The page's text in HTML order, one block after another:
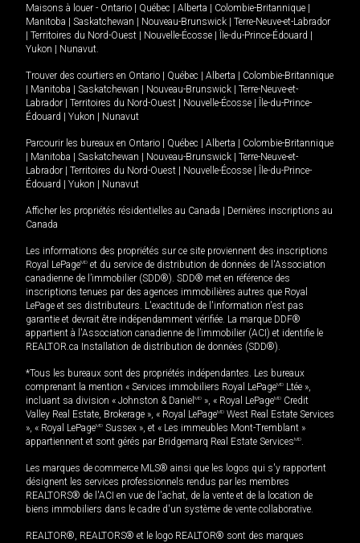
Maisons à louer - Ontario Québec Alberta Colombie-Britannique
Manitoba
Saskatchewan Nouveau-Brunswick
Terre-Neuve-et-Labrador
Territoires du Nord-Ouest Nouvelle-Écosse Île-du-Prince-Édouard
Yukon
Nunavut.
Trouver des courtiers en Ontario Québec Alberta
Colombie-Britannique
Manitoba Saskatchewan Nouveau-Brunswick
Terre-Neuve-et-
Labrador
Territoires du Nord-Ouest Nouvelle-Écosse
Île-du-Prince-
Édouard
Yukon Nunavut
Parcourir les bureaux en Ontario Québec Alberta
Colombie-Britannique
Manitoba Saskatchewan Nouveau-Brunswick
Terre-Neuve-et-
Labrador
Territoires du Nord-Ouest Nouvelle-Écosse
Île-du-Prince-
Édouard
Yukon Nunavut
Afficher les propriétés résidentielles au Canada
Dernières inscriptions au
Canada
Les informations des propriétés sur ce site proviennent des inscriptions
Royal LePageMD et du service de distribution de données de l'Association
canadienne de l’immobilier (SDD®). SDD® met en référence des
inscriptions tenues par des agences immobilières autres que Royal
LePage et ses distributeurs. L'exactitude de l'information n'est pas
garantie et devrait être indépendamment vérifiée. La marque DDF®
appartient à l'Association canadienne de l’immobilier (ACI) et identifie le
REALTOR.ca Installation de distribution de données (SDD®).
*Tous les bureaux sont des propriétés indépendantes. Les bureaux
comprenant la mention « Services immobiliers Royal LePageMD Ltée »,
incluant sa division « Johnston & Daniel MD », « Royal LePageMD Credit
Valley Real Estate, Brokerage », « Royal LePageMD West Real Estate Services
», « Royal LePageMD Sussex », et « Les immeubles Mont-Tremblant »
appartiennent et sont gérés par Bridgemarq Real Estate ServicesMD.
Les marques de commerce MLS® ainsi que les logos qui s'y rapportent
désignent les services professionnels rendus par les membres
REALTORS® de l'ACI en vue de l'achat, de la vente et de la location de
biens immobiliers dans le cadre d'un système de vente collaborative.
REALTOR®, REALTORS® et le logo REALTOR® sont des marques